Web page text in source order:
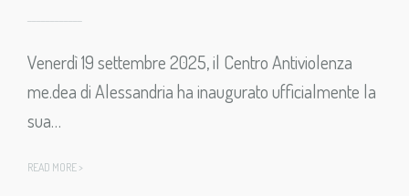
Venerdì 19 settembre 2025, il Centro Antiviolenza
me.dea di Alessandria ha inaugurato ufficialmente la
sua…
READ MORE >